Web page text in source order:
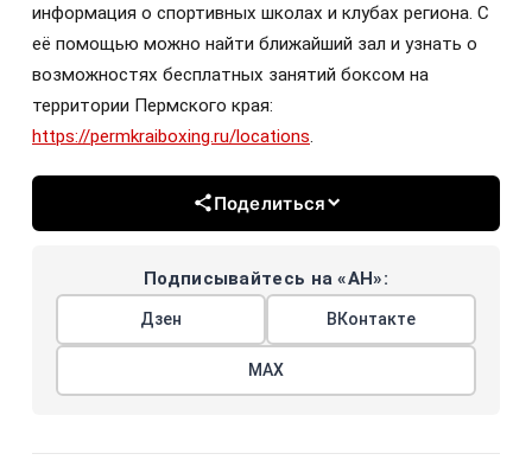
информация о спортивных школах и клубах региона. С
её помощью можно найти ближайший зал и узнать о
возможностях бесплатных занятий боксом на
территории Пермского края:
https://permkraiboxing.ru/locations.
Поделиться
Подписывайтесь на «АН»:
Дзен ВКонтакте
МАХ